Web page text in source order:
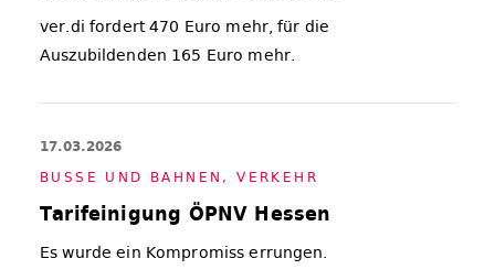
ver.di fordert 470 Euro mehr, für die
Auszubildenden 165 Euro mehr.
17.03.2026
BUS­SE UND BAH­NEN ,VER­KEHR
Tarifeinigung ÖPNV Hessen
Es wurde ein Kompromiss errungen.